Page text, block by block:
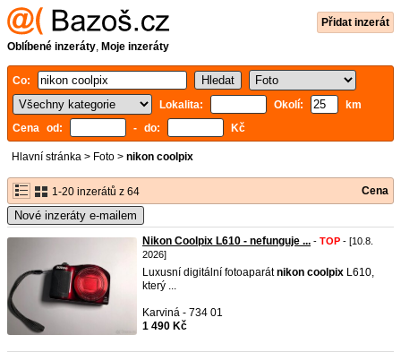
Přidat inzerát
Oblíbené inzeráty, Moje inzeráty
Co:
Lokalita:
Okolí:
km
Cena od:
- do: Kč
Hlavní stránka > Foto > nikon coolpix
1-20 inzerátů z 64 Cena
Nové inzeráty e-mailem
Nikon Coolpix L610 - nefunguje ... - TOP - [10.8.
2026]
Luxusní digitální fotoaparátnikon coolpix L610,
který ...
Karviná - 734 01
1 490 Kč